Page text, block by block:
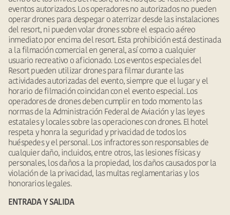
eventos autorizados. Los operadores no autorizados no pueden
operar drones para despegar o aterrizar desde las instalaciones
del resort, ni pueden volar drones sobre el espacio aéreo
inmediato por encima del resort. Esta prohibición está destinada
a la filmación comercial en general, así como a cualquier
usuario recreativo o aficionado. Los eventos especiales del
Resort pueden utilizar drones para filmar durante las
actividades autorizadas del evento, siempre que el lugar y el
horario de filmación coincidan con el evento especial. Los
operadores de drones deben cumplir en todo momento las
normas de la Administración Federal de Aviación y las leyes
estatales y locales sobre las operaciones con drones. El hotel
respeta y honra la seguridad y privacidad de todos los
huéspedes y el personal. Los infractores son responsables de
cualquier daño, incluidos, entre otros, las lesiones físicas y
personales, los daños a la propiedad, los daños causados por la
violación de la privacidad, las multas reglamentarias y los
honorarios legales.
ENTRADA Y SALIDA